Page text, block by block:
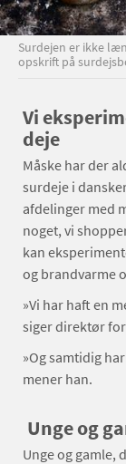
Surdejen er ikke
opskrift på
Vi
deje
Måske har der
surdeje i
afdelinger med
noget, vi
kan
og brandvarme
»Vi har haft en
siger direktør for
»Og samtidig
mener han.
Unge og
Unge og gamle,